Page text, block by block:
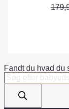
Fandt du hvad du
Products
search